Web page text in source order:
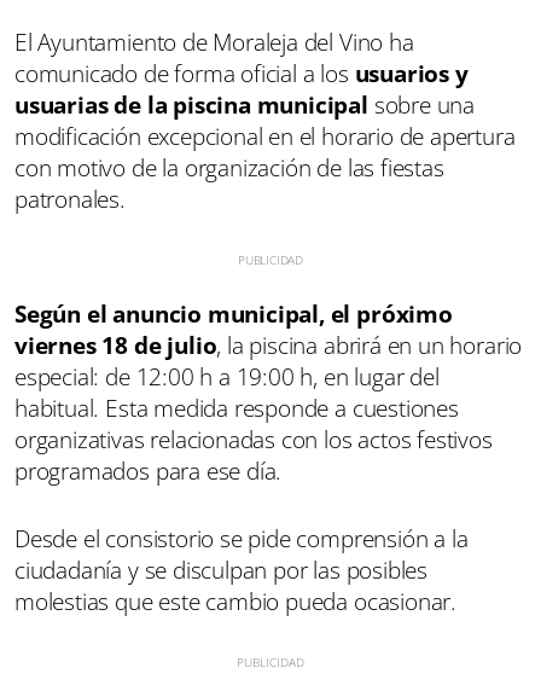
El Ayuntamiento de Moraleja del Vino ha
comunicado de forma oficial a los usuarios y
usuarias de la piscina municipal sobre una
modificación excepcional en el horario de apertura
con motivo de la organización de las fiestas
patronales.
Según el anuncio municipal, el próximo
viernes 18 de julio, la piscina abrirá en un horario
especial: de 12:00 h a 19:00 h, en lugar del
habitual. Esta medida responde a cuestiones
organizativas relacionadas con los actos festivos
programados para ese día.
Desde el consistorio se pide comprensión a la
ciudadanía y se disculpan por las posibles
molestias que este cambio pueda ocasionar.